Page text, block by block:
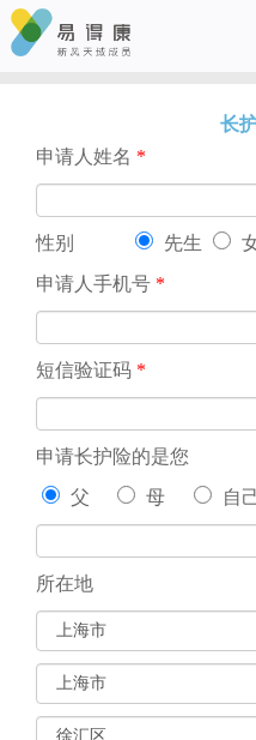
长
申请人姓名 *
性别 先生
申请人手机号 *
短信验证码 *
申请长护险的是您
父
母 自
所在地